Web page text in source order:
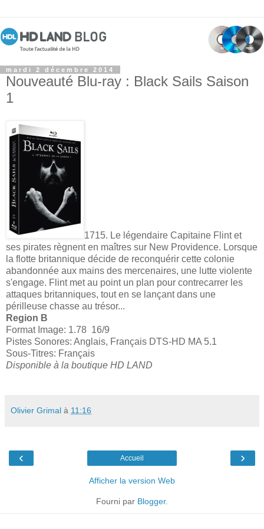
mardi 2 décembre 2014
Nouveauté Blu-ray : Black Sails Saison
1
1715. Le légendaire Capitaine Flint et
ses pirates règnent en maîtres sur New Providence. Lorsque
la flotte britannique décide de reconquérir cette colonie
abandonnée aux mains des mercenaires, une lutte violente
s'engage. Flint met au point un plan pour contrecarrer les
attaques britanniques, tout en se lançant dans une
périlleuse chasse au trésor...
Region B
Format Image: 1.78 16/9
Pistes Sonores: Anglais, Français DTS-HD MA 5.1
Sous-Titres: Français
Disponible à la boutique HD LAND
Olivier Grimal à 11:16
‹ ›
Accueil
Afficher la version Web
Fourni par Blogger.